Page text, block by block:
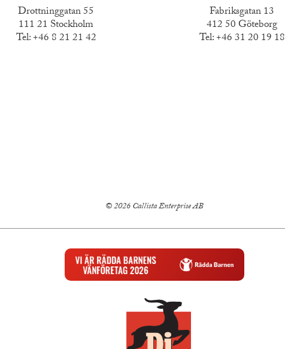
Drottninggatan 55
111 21 Stockholm
Tel:+46 8 21 21 42
Fabriksgatan 13
412 50 Göteborg
Tel:+46 31 20 19 18
© 2026 Callista Enterprise AB